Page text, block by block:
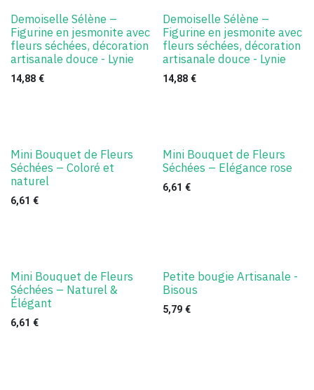
Demoiselle Sélène –
Figurine en jesmonite avec
fleurs séchées, décoration
artisanale douce - Lynie
14,88 €
Demoiselle Sélène –
Figurine en jesmonite avec
fleurs séchées, décoration
artisanale douce - Lynie
14,88€
Mini Bouquet de Fleurs
Séchées – Coloré et
naturel
6,61 €
Mini Bouquet de Fleurs
Séchées – Elégance rose
6,61 €
Mini Bouquet de Fleurs
Séchées – Naturel &
Élégant
6,61 €
Petite bougie Artisanale -
Bisous
5,79€